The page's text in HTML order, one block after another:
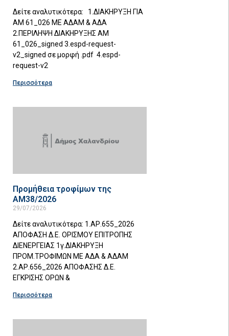
Δείτε αναλυτικότερα: 1.ΔΙΑΚΗΡΥΞΗ ΓΙΑ
ΑΜ 61_026 ΜΕ ΑΔΑΜ & ΑΔΑ
2.ΠΕΡΙΛΗΨΗ ΔΙΑΚΗΡΥΞΗΣ ΑΜ
61_026_signed 3.espd-request-
v2_signed σε μορφή .pdf 4.espd-
request-v2
Περισσότερα
Προμήθεια τροφίμων της
ΑΜ38/2026
29/07/2026
Δείτε αναλυτικότερα: 1.ΑΡ.655_2026
ΑΠΟΦΑΣΗ Δ.Ε. ΟΡΙΣΜΟΥ ΕΠΙΤΡΟΠΗΣ
ΔΙΕΝΕΡΓΕΙΑΣ 1γ.ΔΙΑΚΗΡΥΞΗ
ΠΡΟΜ.ΤΡΟΦΙΜΩΝ ΜΕ ΑΔΑ & ΑΔΑΜ
2.ΑΡ.656_2026 ΑΠΟΦΑΣΗΣ Δ.Ε.
ΕΓΚΡΙΣΗΣ ΟΡΩΝ &
Περισσότερα